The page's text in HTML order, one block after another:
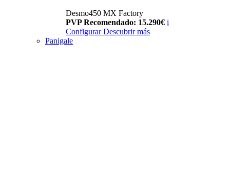
Desmo450 MX Factory
PVP Recomendado: 15.290€ i
Configurar Descubrir más
Panigale